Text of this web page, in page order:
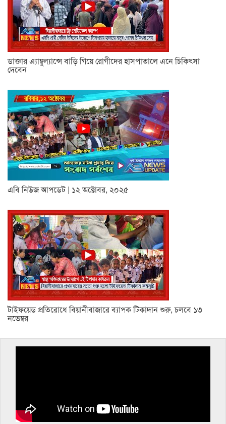
ডাক্তার এ্যাম্বুল্যান্সে বাড়ি গিয়ে রোগীদের হাসপাতালে এনে চিকিৎসা
দেবেন
এবি নিউজ আপডেট | ১২ অক্টোবর, ২০২৫
টাইফয়েড প্রতিরোধে বিয়ানীবাজারে ব্যাপক টিকাদান শুরু, চলবে ১৩
নভেম্বর